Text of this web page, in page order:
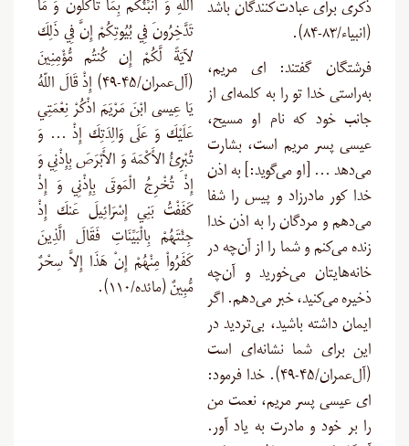
ذکری برای عبادت‌کنندگان باشد
(انبیاء/۸۳-۸۴
).
فرشتگان گفتند: ای مریم،
به‌راستی خدا تو را به کلمه‌ای از
جانب خود که نام او مسیح،
عیسی پسر مریم است، بشارت
می‌دهد … [او می‌گوید:] به اذن
خدا کور مادرزاد و پیس را شفا
می‌دهم و مردگان را به اذن خدا
زنده می‌کنم و شما را از آن‌چه در
خانه‌هایتان می‌خورید و آن‌چه
ذخیره می‌کنید، خبر می‌دهم. اگر
ایمان داشته باشید، بی‌تردید در
این برای شما نشانه‌ای است
(آل‌عمران/۴۵-۴۹). خدا فرمود:
ای عیسی پسر مریم، نعمت من
را بر خود و مادرت به یاد آور.
اللّهِ وَ أُنَبِّئُكُم بِمَا تَأْكُلُونَ وَ مَا
تَدَّخِرُونَ فِي بُيُوتِكُمْ إِنَّ فِي ذَلِكَ
لآيَةً لَّكُمْ إِن كُنتُم مُّؤْمِنِينَ
(آل‌عمران/۴۵-۴۹) إِذْ قَالَ اللّهُ
يَا عِيسى ابْنَ مَرْيَمَ اذْكُرْ نِعْمَتِي
عَلَيْكَ وَ عَلَى وَالِدَتِكَ إِذْ … وَ
تُبْرِئُ الأَكْمَهَ وَ الأَبْرَصَ بِإِذْنِي وَ
إِذْ تُخْرِجُ الْمَوتَى بِإِذْنِي وَ إِذْ
كَفَفْتُ بَنِي إِسْرَائِيلَ عَنكَ إِذْ
جِئْتَهُمْ بِالْبَيِّنَاتِ فَقَالَ الَّذِينَ
كَفَرُواْ مِنْهُمْ إِنْ هَذَا إِلاَّ سِحْرٌ
مُّبِينٌ (مائده/۱۱۰).